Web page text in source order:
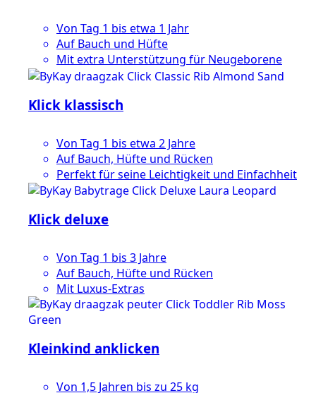
Von Tag 1 bis etwa 1 Jahr
Auf Bauch und Hüfte
Mit extra Unterstützung für Neugeborene
Klick klassisch
Von Tag 1 bis etwa 2 Jahre
Auf Bauch, Hüfte und Rücken
Perfekt für seine Leichtigkeit und Einfachheit
Klick deluxe
Von Tag 1 bis 3 Jahre
Auf Bauch, Hüfte und Rücken
Mit Luxus-Extras
Kleinkind anklicken
Von 1,5 Jahren bis zu 25 kg